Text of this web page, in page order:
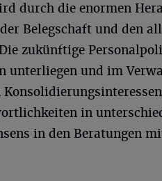
durch die enormen
Belegschaft und den
zukünftige
unterliegen und im
in
in den Beratungen